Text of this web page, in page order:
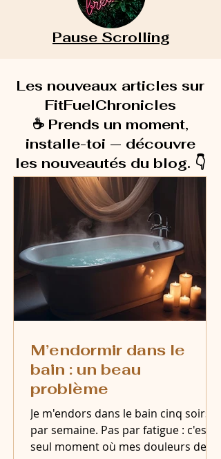
Pause Scrolling
Les nouveaux articles sur
FitFuelChronicles
☕ Prends un moment,
installe-toi — découvre
les nouveautés du blog. 👇
M’endormir dans le
bain : un beau
problème
Je m'endors dans le bain cinq soirs
par semaine. Pas par fatigue : c'est le
seul moment où mes douleurs de SP